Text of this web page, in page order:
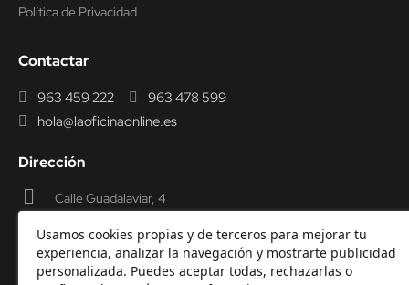
Usamos cookies propias y de terceros para mejorar tu
experiencia, analizar la navegación y mostrarte publicidad
personalizada. Puedes aceptar todas, rechazarlas o
Política de Privacidad
Contactar
963 459 222
963 478 599
hola@laoficinaonline.es
Dirección
Calle Guadalaviar, 4